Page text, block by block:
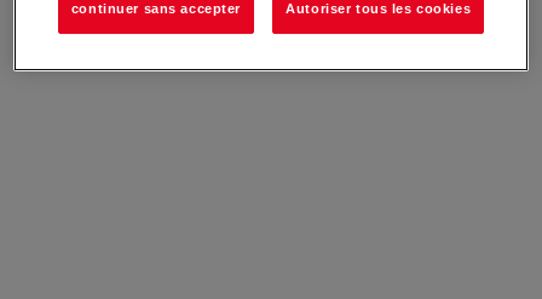
continuer sans accepter Autoriser tous les cookies